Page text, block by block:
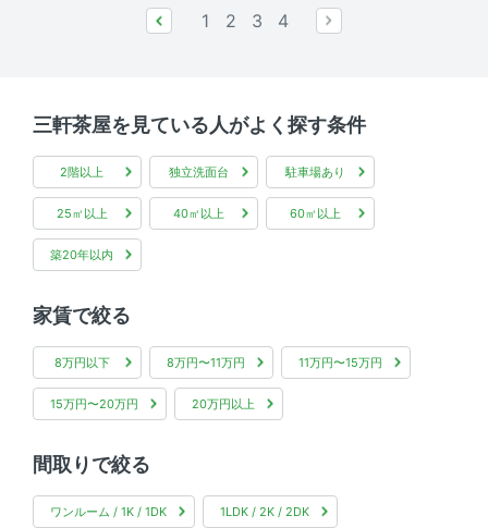
prev
1 2 3 4
三軒茶屋を見ている人がよく探す条件
2階以上 独立洗面台 駐車場あり
25㎡以上 40㎡以上 60㎡以上
築20年以内
家賃で絞る
8万円以下 8万円〜11万円 11万円〜15万円
15万円〜20万円 20万円以上
間取りで絞る
ワンルーム / 1K / 1DK 1LDK / 2K / 2DK